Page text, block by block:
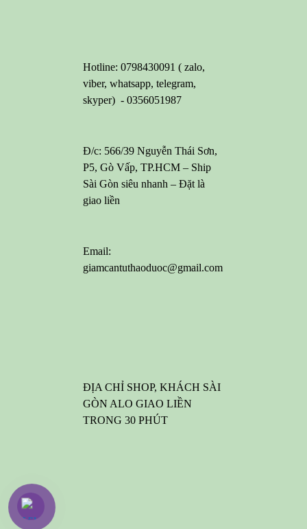
Hotline: 0798430091 ( zalo,
viber, whatsapp, telegram,
skyper) - 0356051987
Đ/c: 566/39 Nguyễn Thái Sơn,
P5, Gò Vấp, TP.HCM – Ship
Sài Gòn siêu nhanh – Đặt là
giao liền
Email:
giamcantuthaoduoc@gmail.com
ĐỊA CHỈ SHOP, KHÁCH SÀI
GÒN ALO GIAO LIỀN
TRONG 30 PHÚT